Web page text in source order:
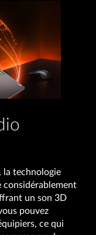
la technologie
considérablement
un son 3D
pouvez
ce qui